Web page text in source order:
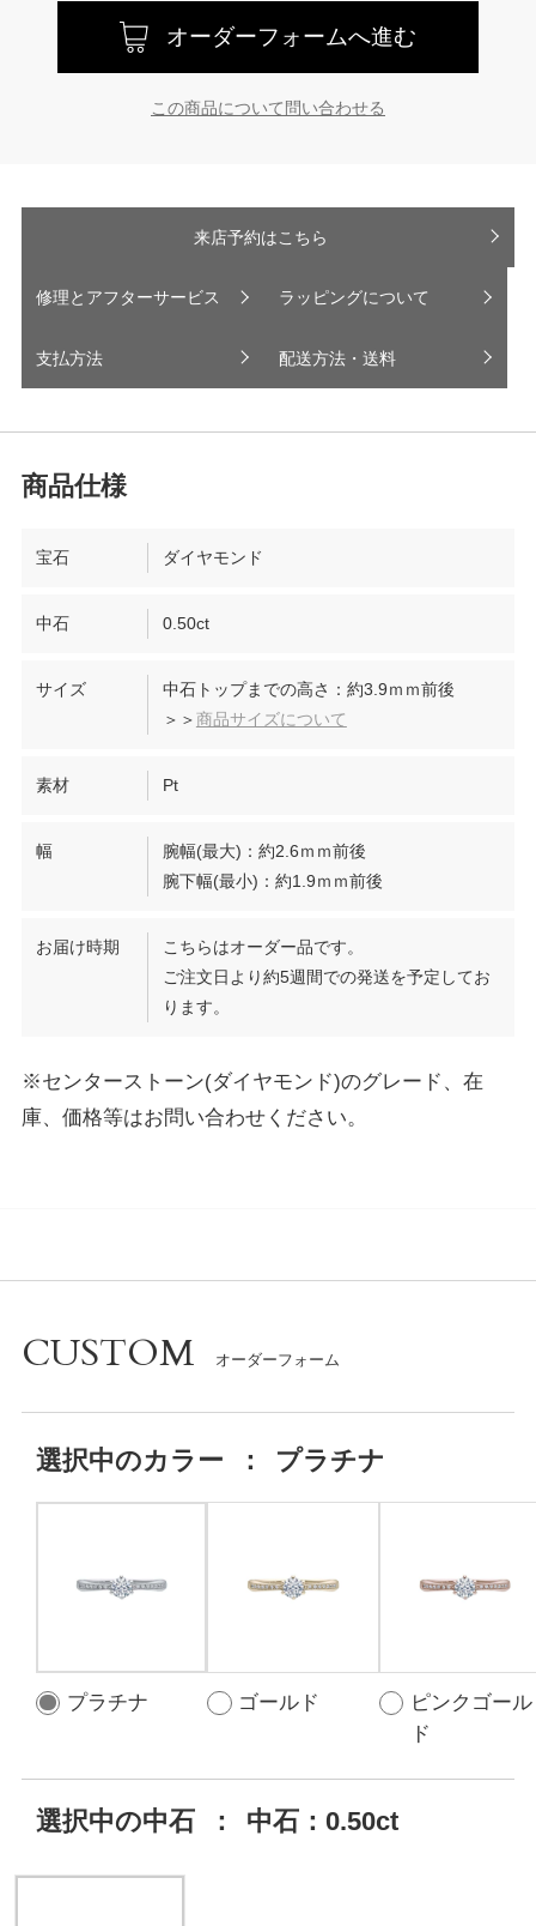
オーダーフォームへ進む
この商品について問い合わせる
来店予約はこちら
修理とアフターサービス ラッピングについて
支払方法 配送方法・送料
宝石 ダイヤモンド
中石 0.50ct
サイズ
中石トップまでの高さ：約3.9ｍｍ前後
＞＞商品サイズについて
素材 Pt
幅
腕幅(最大)：約2.6ｍｍ前後
腕下幅(最小)：約1.9ｍｍ前後
お届け時期
こちらはオーダー品です。
ご注文日より約5週間での発送を予定してお
ります。
※センターストーン(ダイヤモンド)のグレード、在
庫、価格等はお問い合わせください。
CUSTOM
選択中のカラー ： プラチナ
プラチナ ゴールド
ピンクゴール
ド
選択中の中石 ： 中石：0.50ct